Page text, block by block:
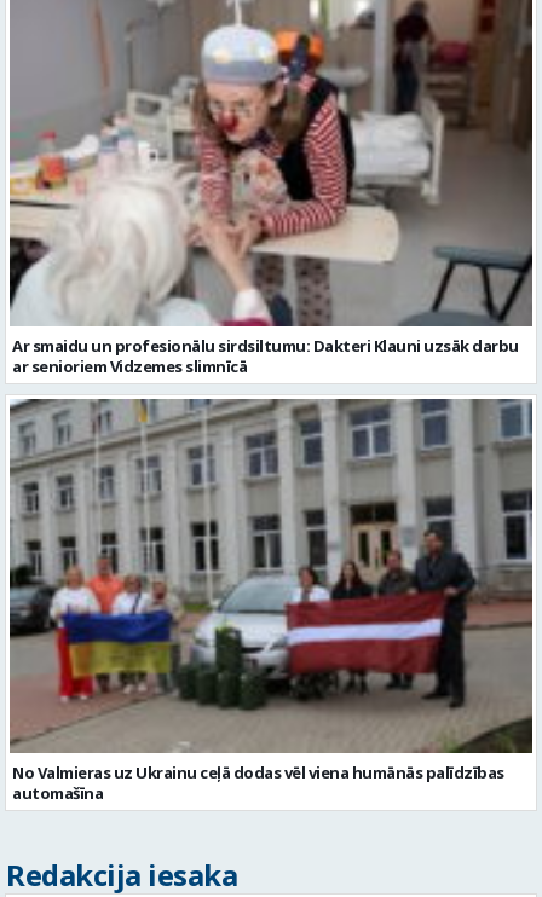
Ar smaidu un profesionālu sirdsiltumu: Dakteri Klauni uzsāk darbu
ar senioriem Vidzemes slimnīcā
No Valmieras uz Ukrainu ceļā dodas vēl viena humānās palīdzības
automašīna
Redakcija iesaka